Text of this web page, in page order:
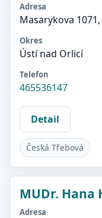
Adresa
Masarykova
Okres
Ústí nad Orlicí
Telefon
465536147
Detail
Česká Třebová
MUDr. Hana
Adresa